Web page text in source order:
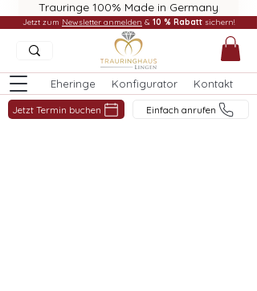
Trauringe 100% Made in Germany
Eheringe Konfigurator Kontakt
Jetzt Termin buchen Einfach anrufen
Jetzt zum Newsletter anmelden & 10 % Rabatt sichern!